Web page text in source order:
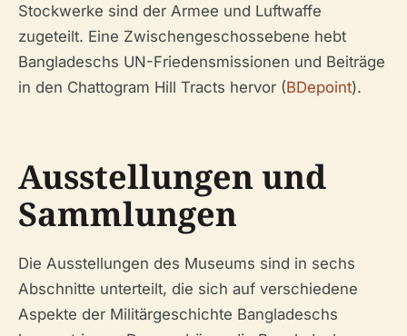
Stockwerke sind der Armee und Luftwaffe
zugeteilt. Eine Zwischengeschossebene hebt
Bangladeschs UN-Friedensmissionen und Beiträge
in den Chattogram Hill Tracts hervor (BDepoint).
Ausstellungen und
Sammlungen
Die Ausstellungen des Museums sind in sechs
Abschnitte unterteilt, die sich auf verschiedene
Aspekte der Militärgeschichte Bangladeschs